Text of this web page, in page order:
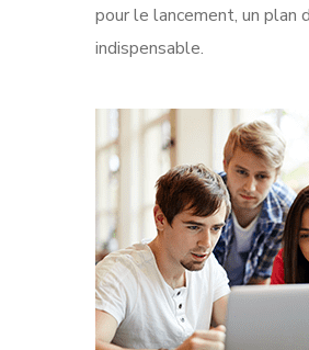
pour le lancement, un plan
indispensable.